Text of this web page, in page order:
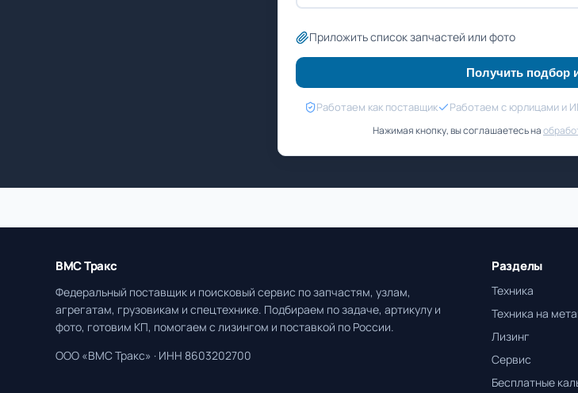
Приложить список запчастей или фото
Получить подбор
Работаем как поставщик Работаем с юрлицами и
Нажимая кнопку, вы соглашаетесь на
ВМС Тракс
Федеральный поставщик и поисковый сервис по запчастям, узлам,
агрегатам, грузовикам и спецтехнике. Подбираем по задаче, артикулу и
фото, готовим КП, помогаем с лизингом и поставкой по России.
ООО «ВМС Тракс» · ИНН 8603202700
Разделы
Техника
Техника на
Лизинг
Сервис
Бесплатные